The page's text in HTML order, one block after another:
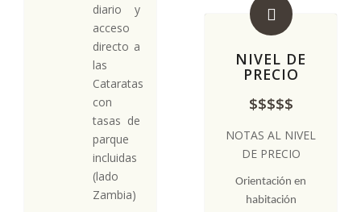
diario y
acceso
directo a
las
Cataratas
con
tasas de
parque
incluidas
(lado
Zambia)
NIVEL DE
PRECIO
$$$$$
NOTAS AL NIVEL
DE PRECIO
Orientación en
habitación